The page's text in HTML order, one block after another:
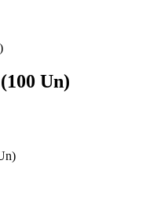
Un)